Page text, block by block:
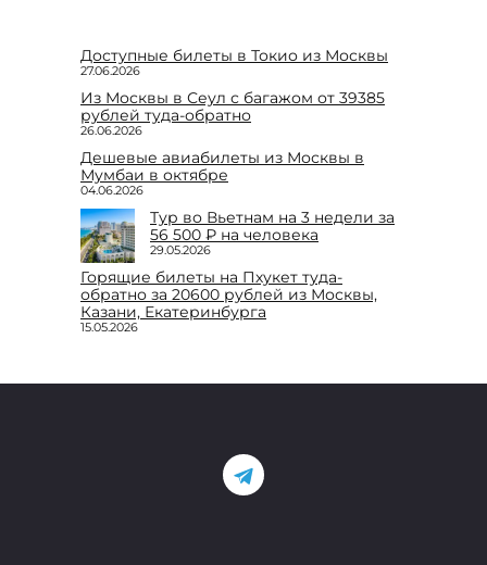
Доступные билеты в Токио из Москвы
27.06.2026
Из Москвы в Сеул с багажом от 39385
рублей туда-обратно
26.06.2026
Дешевые авиабилеты из Москвы в
Мумбаи в октябре
04.06.2026
Тур во Вьетнам на 3 недели за
56 500 ₽ на человека
29.05.2026
Горящие билеты на Пхукет туда-
обратно за 20600 рублей из Москвы,
Казани, Екатеринбурга
15.05.2026